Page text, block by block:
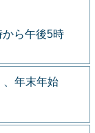
ら午後5時
、年末年始